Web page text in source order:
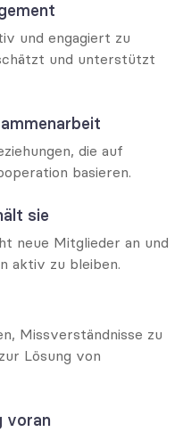
und engagiert zu
und unterstützt
die auf
basieren.
sie
neue Mitglieder an und
aktiv zu bleiben.
Missverständnisse zu
Lösung von
voran